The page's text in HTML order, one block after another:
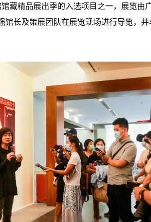
藏精品展出季的入选项目之一，展览由
馆长及策展团队在展览现场进行导览，